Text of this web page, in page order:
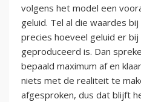
volgens het model een
geluid. Tel al die waardes
precies hoeveel geluid er
geproduceerd is. Dan
bepaald maximum af en
niets met de realiteit te
afgesproken, dus dat blijft